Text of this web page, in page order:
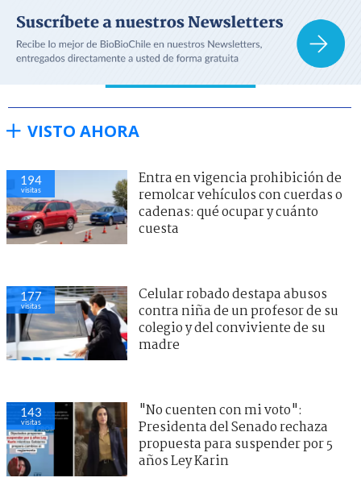
VISTO AHORA
194
visitas
Entra en vigencia prohibición de
remolcar vehículos con cuerdas o
cadenas: qué ocupar y cuánto
cuesta
177
visitas
Celular robado destapa abusos
contra niña de un profesor de su
colegio y del conviviente de su
madre
143
visitas
"No cuenten con mi voto":
Presidenta del Senado rechaza
propuesta para suspender por 5
años Ley Karin